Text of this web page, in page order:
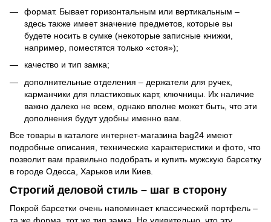
формат. Бывает горизонтальным или вертикальным –
здесь также имеет значение предметов, которые вы
будете носить в сумке (некоторые записные книжки,
например, поместятся только «стоя»);
качество и тип замка;
дополнительные отделения – держатели для ручек,
карманчики для пластиковых карт, ключницы. Их наличие
важно далеко не всем, однако вполне может быть, что эти
дополнения будут удобны именно вам.
Все товары в каталоге интернет-магазина bag24 имеют
подробные описания, технические характеристики и фото, что
позволит вам правильно подобрать и купить мужскую барсетку
в городе Одесса, Харьков или Киев.
Строгий деловой стиль – шаг в сторону
Покрой барсетки очень напоминает классический портфель –
та же форма, тот же тип замка. Не удивительно, что эту